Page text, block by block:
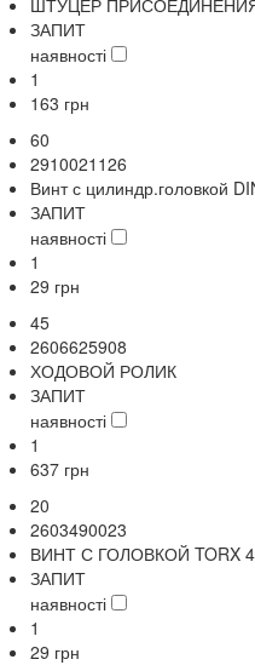
ЗАПИТ
наявності
1
163 грн
60
2910021126
Винт с цилиндр.головкой
ЗАПИТ
наявності
1
29 грн
45
2606625908
ХОДОВОЙ РОЛИК
ЗАПИТ
наявності
1
637 грн
20
2603490023
ВИНТ С ГОЛОВКОЙ TORX
ЗАПИТ
наявності
1
29 грн